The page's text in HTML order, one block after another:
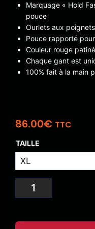
Marquage « Hold
pouce
Ourlets aux
Pouce rapporté
Couleur rouge
Chaque gant est
100% fait à la main
86.00€ TTC
TAILLE